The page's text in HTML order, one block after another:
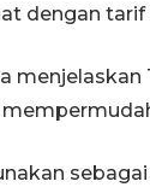
dengan tarif